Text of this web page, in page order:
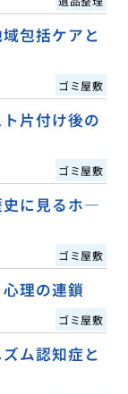
包括ケアと
ゴミ屋敷
片付け後の
ゴミ屋敷
史に見るホ―
ゴミ屋敷
理の連鎖
ゴミ屋敷
ム認知症と